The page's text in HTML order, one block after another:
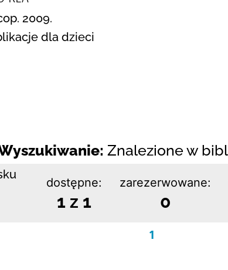
2009.
dla dzieci
Znalezione w
dostępne:
1 z 1
zarezerwowane:
0
1